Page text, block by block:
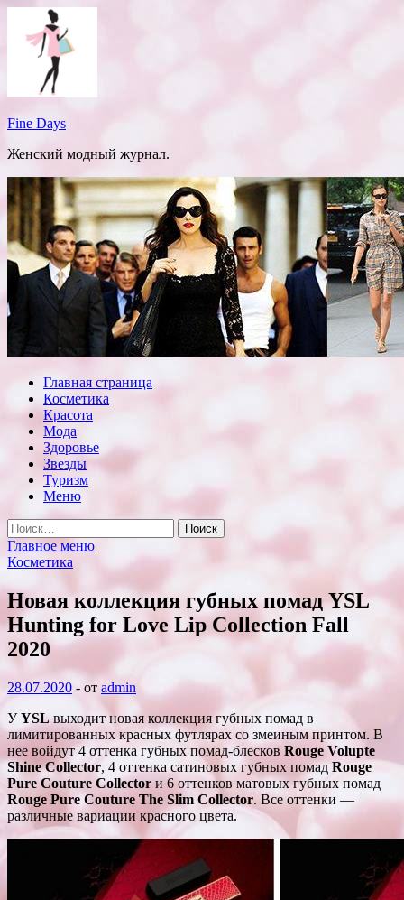
Перейти
содержимому
Fine Days
Женский модный журнал.
Главная страница
Косметика
Красота
Мода
Здоровье
Звезды
Туризм
Меню
Найти:
Главное меню
Косметика
Новая коллекция губных помад YSL
Hunting for Love Lip Collection Fall
2020
28.07.2020 - от admin
УYSLвыходит новая коллекция губных помад в
лимитированных красных футлярах со змеиным принтом. В
нее войдут 4 оттенка губных помад-блесков Rouge Volupte
Shine Collector, 4 оттенка сатиновых губных помад Rouge
Pure Couture Collector и 6 оттенков матовых губных помад
Rouge Pure Couture The Slim Collector. Все оттенки —
различные вариации красного цвета.